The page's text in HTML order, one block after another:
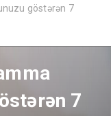
göstərən 7
7